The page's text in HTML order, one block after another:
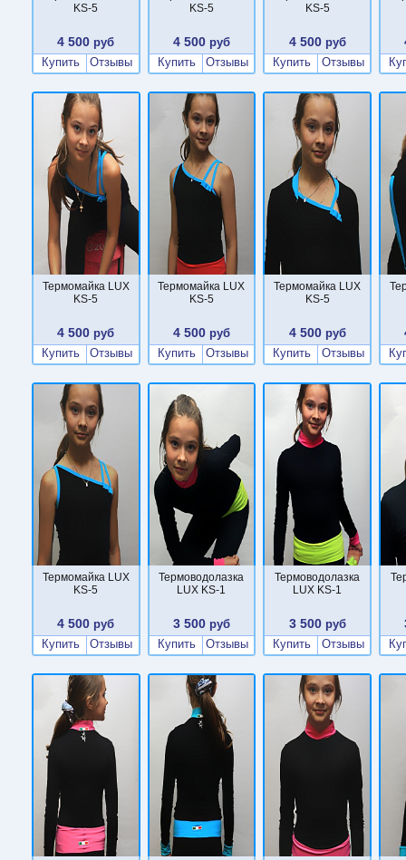
KS-5
4 500 руб
Купить
Отзывы
KS-5
4 500 руб
Купить
Отзывы
KS-5
4 500руб
Купить
Отзывы
Термомайка LUX
KS-5
4 500 руб
Купить
Отзывы
Термомайка LUX
KS-5
4 500 руб
Купить
Отзывы
Термомайка LUX
KS-5
4 500руб
Купить
Отзывы
Термомайка LUX
KS-5
4 500 руб
Купить
Отзывы
Термоводолазка
LUX KS-1
3 500 руб
Купить
Отзывы
Термоводолазка
LUX KS-1
3 500руб
Купить
Отзывы